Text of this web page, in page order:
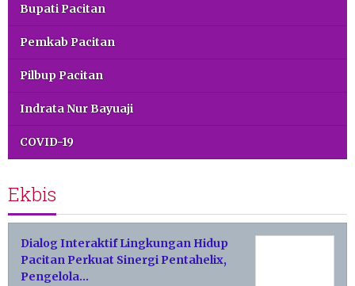
Bupati Pacitan
Pemkab Pacitan
Pilbup Pacitan
Indrata Nur Bayuaji
COVID-19
Ekbis
Dialog Interaktif Lingkungan Hidup
Pacitan Perkuat Sinergi Pentahelix,
Pengelola…